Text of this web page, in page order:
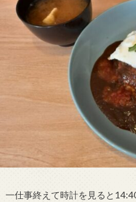
一仕事終えて時計を見ると